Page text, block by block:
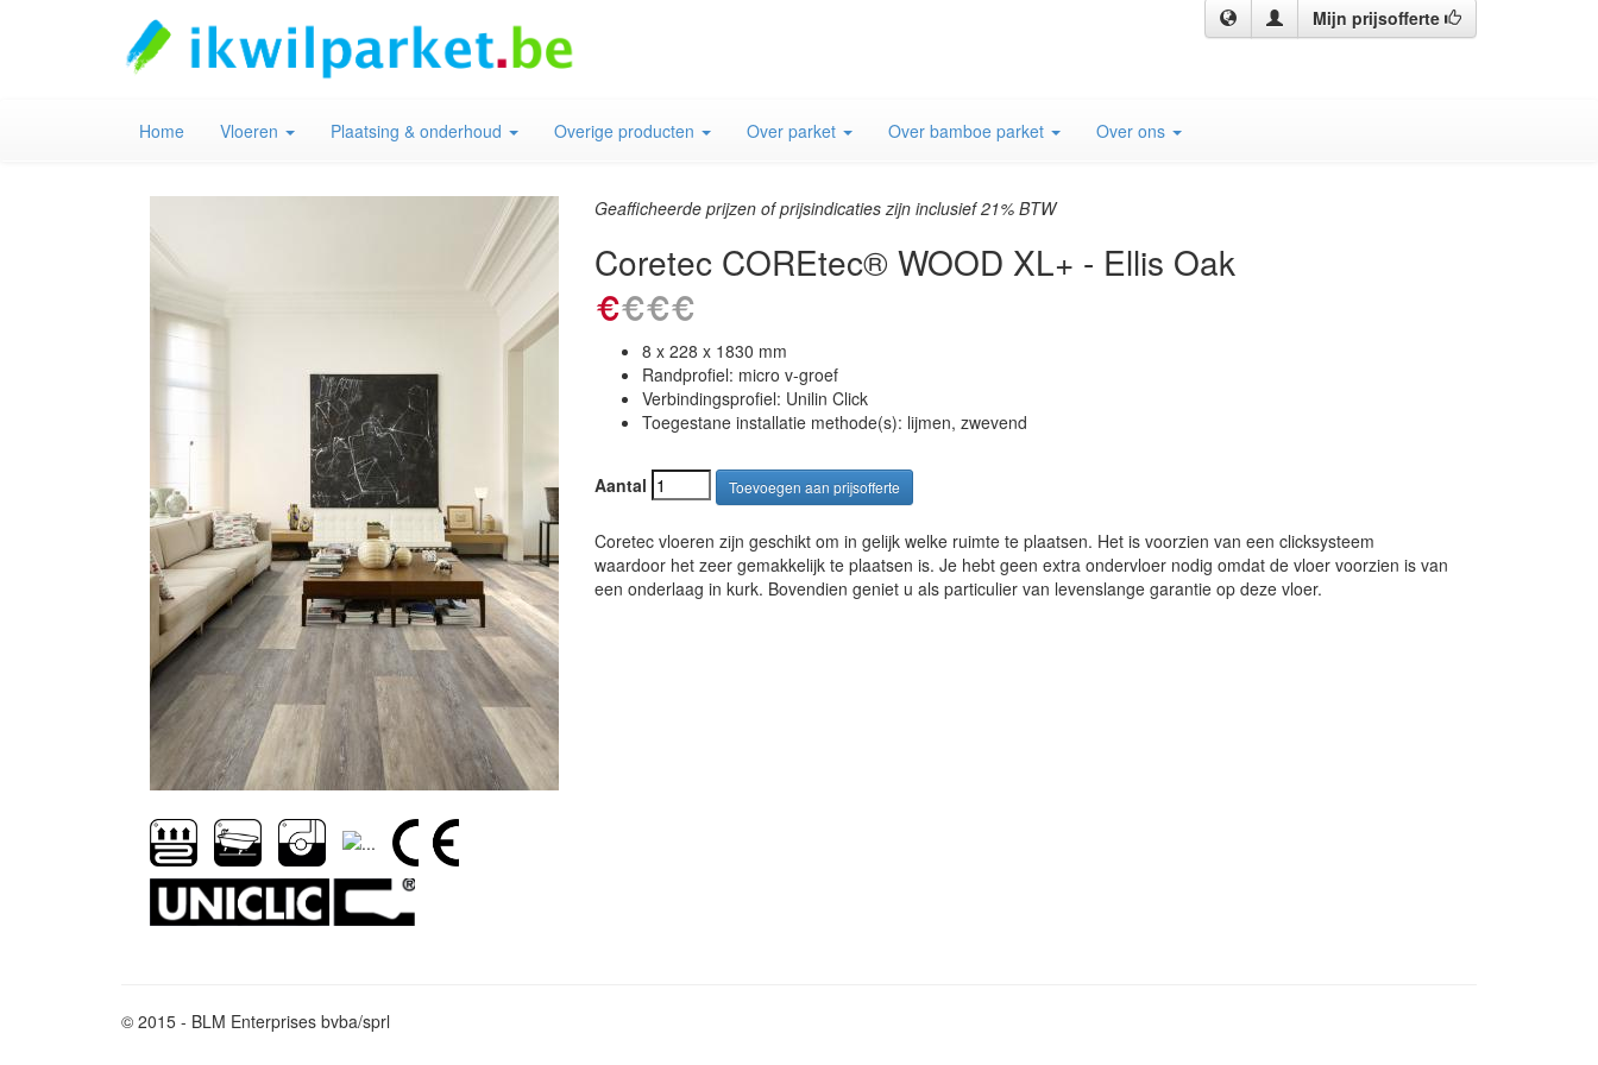
Mijn prijsofferte
Home Vloeren Plaatsing & onderhoud Overige producten Over parket Over bamboe parket Over ons
Geafficheerde prijzen of prijsindicaties zijn inclusief 21% BTW
Coretec COREtec® WOOD XL+ - Ellis Oak
8 x 228 x 1830 mm
Randprofiel: micro v-groef
Verbindingsprofiel: Unilin Click
Toegestane installatie methode(s): lijmen, zwevend
Aantal
Coretec vloeren zijn geschikt om in gelijk welke ruimte te plaatsen. Het is voorzien van een clicksysteem
waardoor het zeer gemakkelijk te plaatsen is. Je hebt geen extra ondervloer nodig omdat de vloer voorzien is van
een onderlaag in kurk. Bovendien geniet u als particulier van levenslange garantie op deze vloer.
© 2015 - BLM Enterprises bvba/sprl